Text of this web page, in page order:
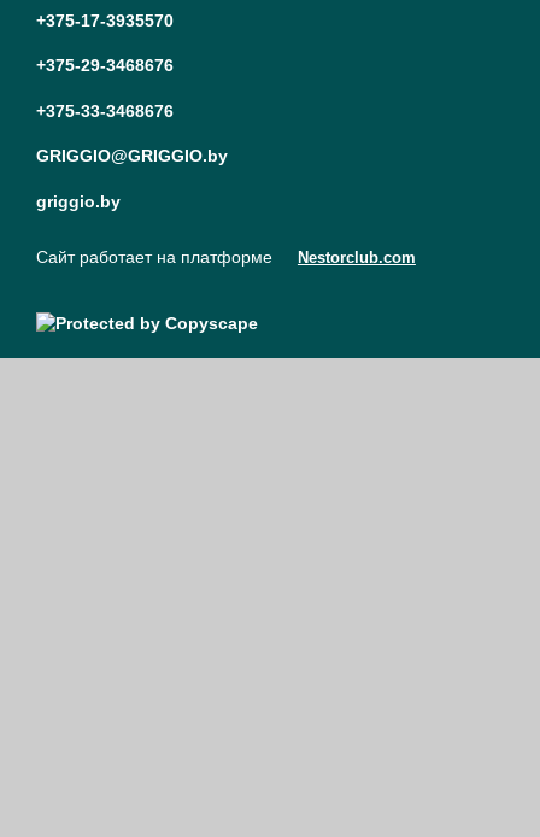
+375-17-3935570
+375-29-3468676
+375-33-3468676
GRIGGIO@GRIGGIO.by
griggio.by
Сайт работает на платформе Nestorclub.com